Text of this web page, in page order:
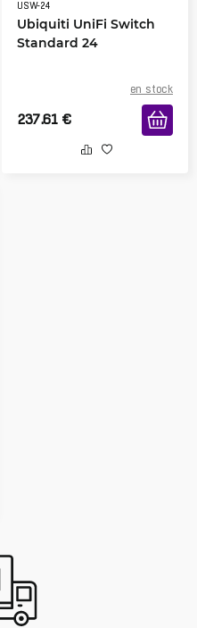
USW-24
Ubiquiti UniFi Switch
Standard 24
en stock
237.61 €